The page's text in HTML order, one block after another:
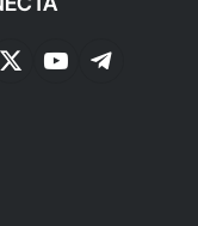
X
YouTubeTelegram